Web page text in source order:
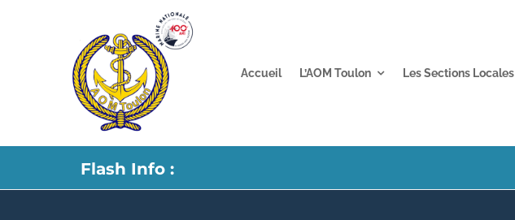
Accueil L’AOM Toulon Les Sections Locales
Flash Info :